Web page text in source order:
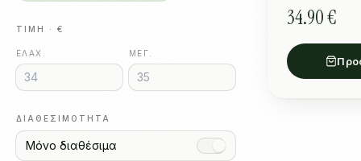
ΤΙΜΉ · €
ΕΛΆΧ. ΜΈΓ.
ΔΙΑΘΕΣΙΜΌΤΗΤΑ
Μόνο διαθέσιμα
34.90 €